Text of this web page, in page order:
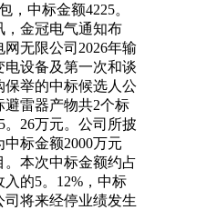
，中标金额4225。
，金冠电气通知布
无限公司2026年输
设备及第一次和谈
保举的中标候选人公
避雷器产物共2个标
。26万元。公司所披
标金额2000万元
。本次中标金额约占
入的5。12%，中标
将来经停业绩发生